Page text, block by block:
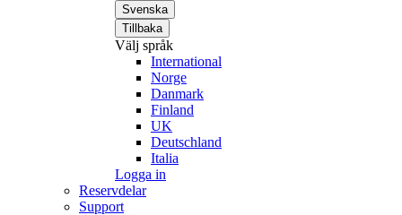
Svenska
Tillbaka
Välj språk
International
Norge
Danmark
Finland
UK
Deutschland
Italia
Logga in
Reservdelar
Support